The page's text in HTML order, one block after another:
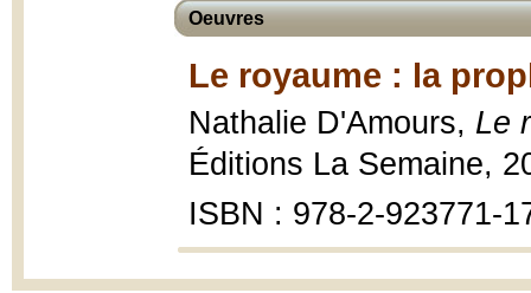
Oeuvres
Le royaume : la
Nathalie D'Amours, Le
Éditions La Semaine,
ISBN : 978-2-923771-